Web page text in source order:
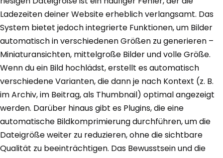
Ladezeiten deiner Website erheblich verlangsamt. Das
System bietet jedoch integrierte Funktionen, um Bilder
automatisch in verschiedenen Größen zu generieren –
Miniaturansichten, mittelgroße Bilder und volle Größe.
Wenn du ein Bild hochlädst, erstellt es automatisch
verschiedene Varianten, die dann je nach Kontext (z. B.
im Archiv, im Beitrag, als Thumbnail) optimal angezeigt
werden. Darüber hinaus gibt es Plugins, die eine
automatische Bildkomprimierung durchführen, um die
Dateigröße weiter zu reduzieren, ohne die sichtbare
Qualität zu beeinträchtigen. Das Bewusstsein und die